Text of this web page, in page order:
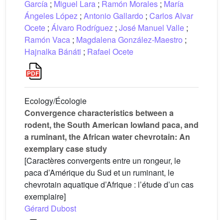
García ; Miguel Lara ; Ramón Morales ; María
Ángeles López ; Antonio Gallardo ; Carlos Alvar
Ocete ; Álvaro Rodríguez ; José Manuel Valle ;
Ramón Vaca ; Magdalena González-Maestro ;
Hajnalka Bánáti ; Rafael Ocete
Ecology/Écologie
Convergence characteristics between a
rodent, the South American lowland paca, and
a ruminant, the African water chevrotain: An
exemplary case study
[Caractères convergents entre un rongeur, le
paca d’Amérique du Sud et un ruminant, le
chevrotain aquatique d’Afrique : l’étude d’un cas
exemplaire]
Gérard Dubost